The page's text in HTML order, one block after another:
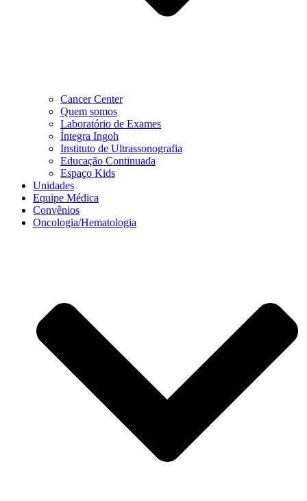
Cancer Center
Quem somos
Laboratório de Exames
Íntegra Ingoh
Instituto de Ultrassonografia
Educação Continuada
Espaço Kids
Unidades
Equipe Médica
Convênios
Oncologia/Hematologia